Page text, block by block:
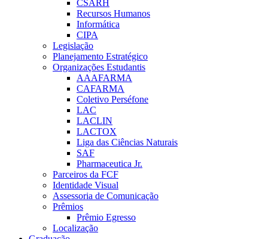
CSARH
Recursos Humanos
Informática
CIPA
Legislação
Planejamento Estratégico
Organizações Estudantis
AAAFARMA
CAFARMA
Coletivo Perséfone
LAC
LACLIN
LACTOX
Liga das Ciências Naturais
SAF
Pharmaceutica Jr.
Parceiros da FCF
Identidade Visual
Assessoria de Comunicação
Prêmios
Prêmio Egresso
Localização